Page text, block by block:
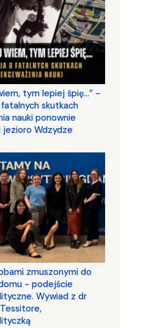
tym lepiej śpię...” -
skutkach
nauki ponownie
jezioro Wdzydze
zmuszonymi do
- podejście
Wywiad z dr